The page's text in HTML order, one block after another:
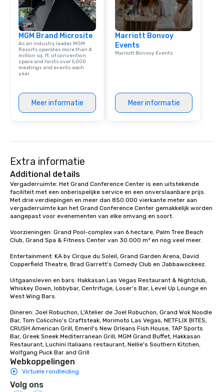
MGM Brand Microsite
As an industry leader, MGM
Resorts operates more than 4
million sq. ft. of convention
space and hosts over 5,000
meetings and events each
year.
Meer informatie
Marriott Bonvoy
Events
Marriott Bonvoy Events
Meer informatie
Extra informatie
Additional details
Vergaderruimte: Het Grand Conference Center is een uitstekende
faciliteit met een onberispelijke service en een onverslaanbare prijs.
Met drie verdiepingen en meer dan 850.000 vierkante meter aan
vergaderruimte kan het Grand Conference Center gemakkelijk worden
aangepast voor evenementen van elke omvang en soort.
Voorzieningen: Grand Pool-complex van 6 hectare, Palm Tree Beach
Club, Grand Spa & Fitness Center van 30.000 m² en nog veel meer.
Entertainment: KA by Cirque du Soleil, Grand Garden Arena, David
Copperfield Theatre, Brad Garrett's Comedy Club en Jabbawockeez.
Uitgaansleven en bars: Hakkasan Las Vegas Restaurant & Nightclub,
Whiskey Down, lobbybar, Centrifuge, Loser's Bar, Level Up Lounge en
West Wing Bars.
Dineren: Joel Robuchon, L'Atelier de Joel Robuchon, Grand Wok Noodle
Bar, Tom Colicchio's Craftsteak, Morimoto Las Vegas, NETFLIX BITES,
CRUSH American Grill, Emeril's New Orleans Fish House, TAP Sports
Bar, Greek Sneek Mediterranean Grill, MGM Grand Buffet, Hakkasan
Restaurant, Luchini Italiaans restaurant, Nellie's Southern Kitchen,
Wolfgang Puck Bar and Grill
Webkoppelingen
Virtuele rondleiding
Volg ons